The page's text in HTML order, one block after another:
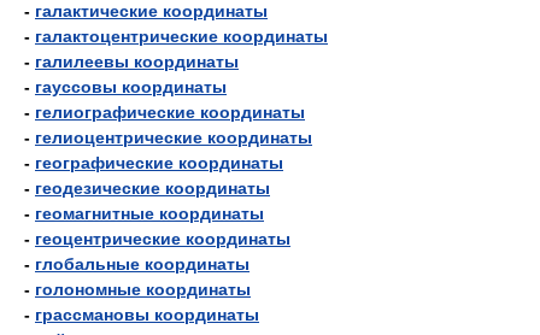
- галактические координаты
- галактоцентрические координаты
- галилеевы координаты
- гауссовы координаты
- гелиографические координаты
- гелиоцентрические координаты
- географические координаты
- геодезические координаты
- геомагнитные координаты
- геоцентрические координаты
- глобальные координаты
- голономные координаты
- грассмановы координаты